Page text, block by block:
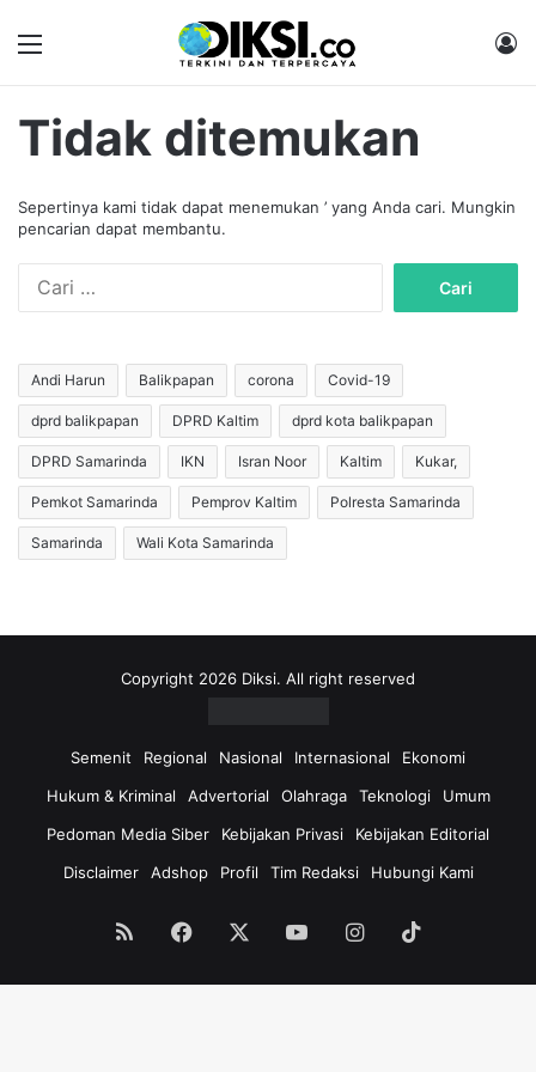
Tidak ditemukan
Sepertinya kami tidak dapat menemukan ’ yang Anda cari. Mungkin
pencarian dapat membantu.
u
n
t
u
k
:
Andi Harun Balikpapan corona Covid-19
dprd balikpapan DPRD Kaltim dprd kota balikpapan
DPRD Samarinda IKN Isran Noor Kaltim Kukar,
Pemkot Samarinda Pemprov Kaltim Polresta Samarinda
Samarinda Wali Kota Samarinda
Copyright 2026 Diksi. All right reserved
Semenit Regional Nasional Internasional
Ekonomi
Hukum & Kriminal
Advertorial Olahraga Teknologi
Umum
Pedoman Media Siber
Kebijakan Privasi
Kebijakan Editorial
Disclaimer
Adshop Profil Tim Redaksi Hubungi Kami
RSS Facebook YouTubeInstagram